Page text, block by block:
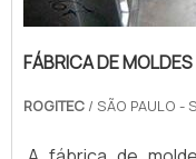
FÁBRICA DE
ROGITEC / SÃO PAULO -